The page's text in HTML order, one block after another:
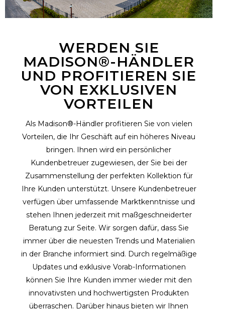
WERDEN SIE
MADISON®-HÄNDLER
UND PROFITIEREN SIE
VON EXKLUSIVEN
VORTEILEN
Als Madison®-Händler profitieren Sie von vielen
Vorteilen, die Ihr Geschäft auf ein höheres Niveau
bringen. Ihnen wird ein persönlicher
Kundenbetreuer zugewiesen, der Sie bei der
Zusammenstellung der perfekten Kollektion für
Ihre Kunden unterstützt. Unsere Kundenbetreuer
verfügen über umfassende Marktkenntnisse und
stehen Ihnen jederzeit mit maßgeschneiderter
Beratung zur Seite. Wir sorgen dafür, dass Sie
immer über die neuesten Trends und Materialien
in der Branche informiert sind. Durch regelmäßige
Updates und exklusive Vorab-Informationen
können Sie Ihre Kunden immer wieder mit den
innovativsten und hochwertigsten Produkten
überraschen. Darüber hinaus bieten wir Ihnen